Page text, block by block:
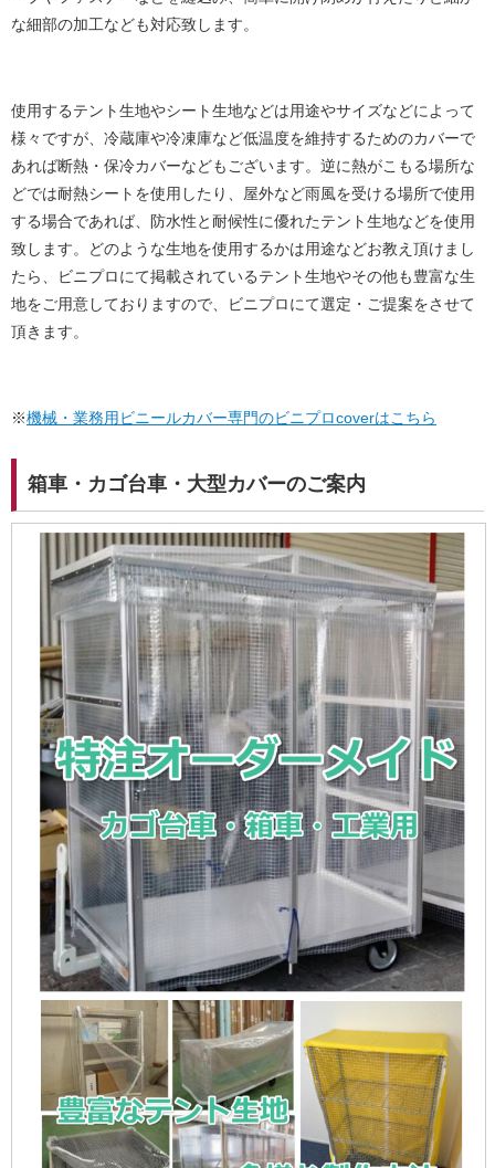
な細部の加工なども対応致します。
使用するテント生地やシート生地などは用途やサイズなどによって
様々ですが、冷蔵庫や冷凍庫など低温度を維持するためのカバーで
あれば断熱・保冷カバーなどもございます。逆に熱がこもる場所な
どでは耐熱シートを使用したり、屋外など雨風を受ける場所で使用
する場合であれば、防水性と耐候性に優れたテント生地などを使用
致します。どのような生地を使用するかは用途などお教え頂けまし
たら、ビニプロにて掲載されているテント生地やその他も豊富な生
地をご用意しておりますので、ビニプロにて選定・ご提案をさせて
頂きます。
※機械・業務用ビニールカバー専門のビニプロcoverはこちら
箱車・カゴ台車・大型カバーのご案内